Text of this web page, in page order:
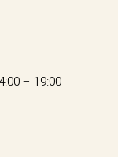
– 19:00